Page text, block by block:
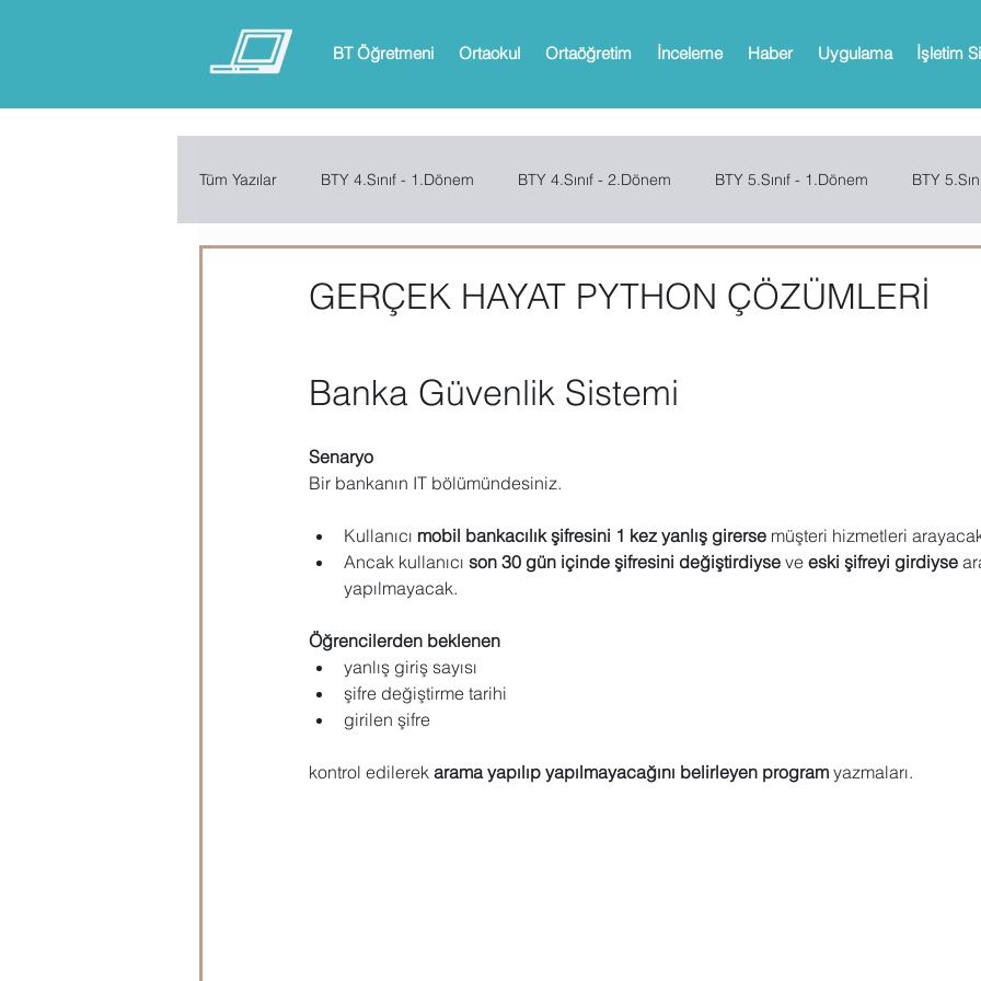
BT Öğretmeni Ortaokul Ortaöğretim İnceleme Haber Uygulama İşletim
Tüm Yazılar BTY 4.Sınıf - 1.Dönem BTY 4.Sınıf - 2.Dönem BTY 5.Sınıf - 1.Dönem BTY
Microsoft Publisher Microsoft Sharepoint Microsoft Visio Microsoft Word Güncel
GERÇEK HAYAT PYTHON ÇÖZÜMLERİ
Banka Güvenlik Sistemi
Senaryo
Bir bankanın IT bölümündesiniz.
Kullanıcı mobil bankacılık şifresini 1 kez yanlış girerse müşteri hizmetleri
Ancak kullanıcı son 30 gün içinde şifresini değiştirdiyse ve eski şifreyi girdiyse
yapılmayacak.
Öğrencilerden beklenen
yanlış giriş sayısı
şifre değiştirme tarihi
girilen şifre
kontrol edilerek arama yapılıp yapılmayacağını belirleyen program yazmaları.